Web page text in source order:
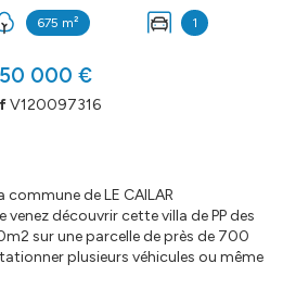
675 m² 1
000 €
V120097316
commune de LE CAILAR
venez découvrir cette villa de PP des
sur une parcelle de près de 700
plusieurs véhicules ou même